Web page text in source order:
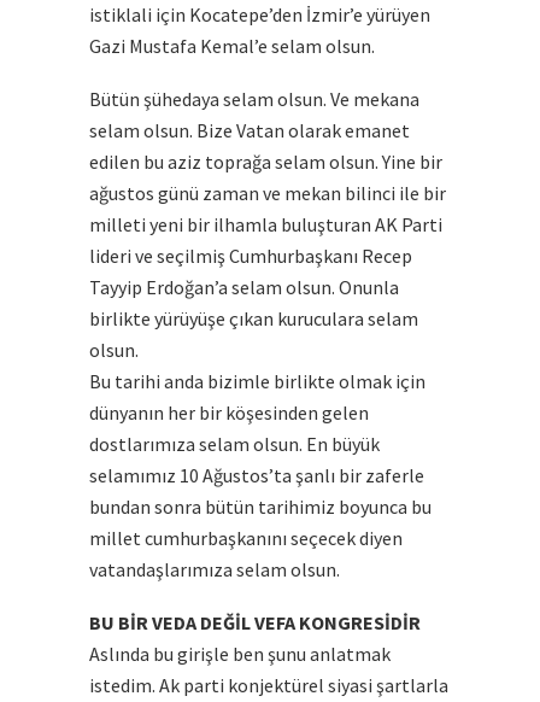
istiklali için Kocatepe’den İzmir’e yürüyen
Gazi Mustafa Kemal’e selam olsun.
Bütün şühedaya selam olsun. Ve mekana
selam olsun. Bize Vatan olarak emanet
edilen bu aziz toprağa selam olsun. Yine bir
ağustos günü zaman ve mekan bilinci ile bir
milleti yeni bir ilhamla buluşturan AK Parti
lideri ve seçilmiş Cumhurbaşkanı Recep
Tayyip Erdoğan’a selam olsun. Onunla
birlikte yürüyüşe çıkan kuruculara selam
olsun.
Bu tarihi anda bizimle birlikte olmak için
dünyanın her bir köşesinden gelen
dostlarımıza selam olsun. En büyük
selamımız 10 Ağustos’ta şanlı bir zaferle
bundan sonra bütün tarihimiz boyunca bu
millet cumhurbaşkanını seçecek diyen
vatandaşlarımıza selam olsun.
BU BİR VEDA DEĞİL VEFA KONGRESİDİR
Aslında bu girişle ben şunu anlatmak
istedim. Ak parti konjektürel siyasi şartlarla